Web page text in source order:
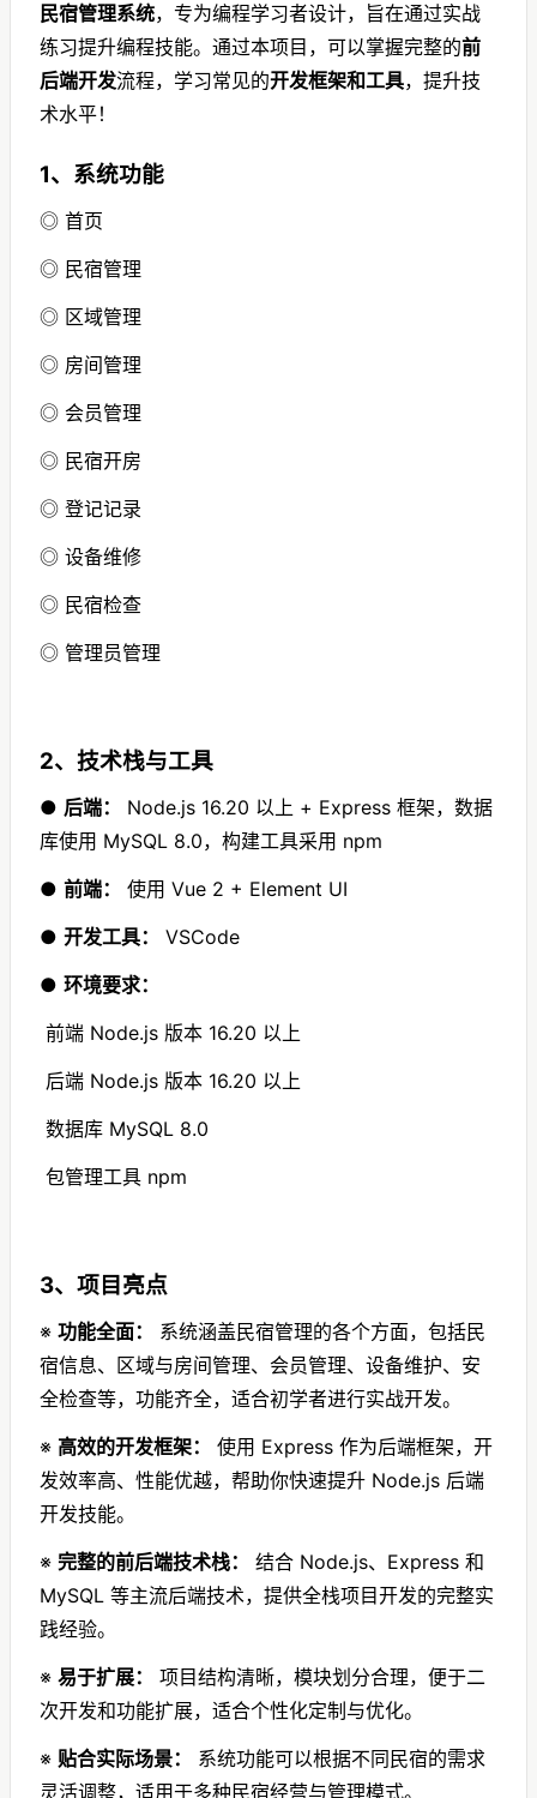
任何人不得大量链接本站下
载资源；不得复制或仿造本
平台，本平台上所有软件和
资料的知识产权归作者所
有，任何人不得侵害或破
5、因互联网发展迅速，软件
免费获取的资源，平台无法
6、本平台保留随时更新、修
改或删除数据内容的权利，
且无须提前通知。
民宿管理系统，专为编程学习者设计，旨在通过实战
练习提升编程技能。通过本项目，可以掌握完整的前
后端开发流程，学习常见的开发框架和工具，提升技
术水平！
1、系统功能
◎ 首页
◎ 民宿管理
◎ 区域管理
◎ 房间管理
◎ 会员管理
◎ 民宿开房
◎ 登记记录
◎ 设备维修
◎ 民宿检查
◎ 管理员管理
2、技术栈与工具
● 后端：
Node.js 16.20 以上 + Express 框架，数据
库使用 MySQL 8.0，构建工具采用 npm
● 前端：
使用 Vue 2 + Element UI
● 开发工具：
VSCode
● 环境要求：
前端 Node.js 版本 16.20 以上
后端 Node.js 版本 16.20 以上
数据库 MySQL 8.0
包管理工具 npm
3、项目亮点
※ 功能全面：
系统涵盖民宿管理的各个方面，包括民
宿信息、区域与房间管理、会员管理、设备维护、安
全检查等，功能齐全，适合初学者进行实战开发。
※ 高效的开发框架：
使用 Express 作为后端框架，开
发效率高、性能优越，帮助你快速提升 Node.js 后端
开发技能。
※ 完整的前后端技术栈：
结合 Node.js、Express 和
MySQL 等主流后端技术，提供全栈项目开发的完整实
践经验。
※ 易于扩展：
项目结构清晰，模块划分合理，便于二
次开发和功能扩展，适合个性化定制与优化。
※ 贴合实际场景：
系统功能可以根据不同民宿的需求
灵活调整，适用于多种民宿经营与管理模式。